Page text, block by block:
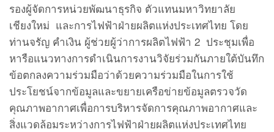
รองผู้จัดการหน่วยพัฒนาธุรกิจ ตัวแทนมหาวิทยาลัย
เชียงใหม่ และการไฟฟ้าฝ่ายผลิตแห่งประเทศไทย โดย
ท่านจรัญ คำเงิน ผู้ช่วยผู้ว่าการผลิตไฟฟ้า 2 ประชุมเพื่อ
หารือแนวทางการดำเนินการงานวิจัยร่วมกันภายใต้บันทึก
ข้อตกลงความร่วมมือว่าด้วยความร่วมมือในการใช้
ประโยชน์จากข้อมูลและขยายเครือข่ายข้อมูลตรวจวัด
คุณภาพอากาศเพื่อการบริหารจัดการคุณภาพอากาศและ
สิ่งแวดล้อมระหว่างการไฟฟ้าฝ่ายผลิตแห่งประเทศไทย